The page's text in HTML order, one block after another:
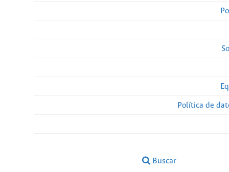
Política de
Buscar